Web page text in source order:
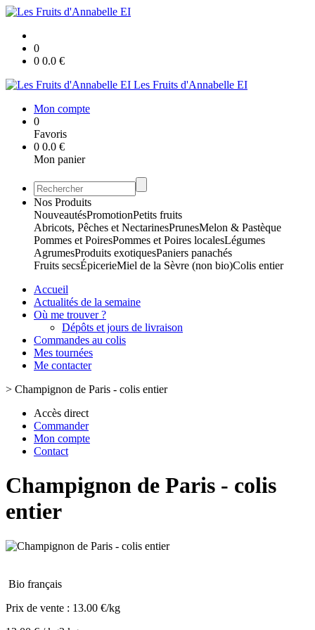
0
0 0.0 €
Les Fruits d'Annabelle EI
Mon compte
0
Favoris
0 0.0 €
Mon panier
Nos Produits
NouveautésPromotionPetits fruits
Abricots, Pêches et NectarinesPrunesMelon & Pastèque
Pommes et PoiresPommes et Poires localesLégumes
AgrumesProduits exotiquesPaniers panachés
Fruits secsÉpicerieMiel de la Sèvre (non bio)Colis entier
Accueil
Actualités de la semaine
Où me trouver ?
Dépôts et jours de livraison
Commandes au colis
Mes tournées
Me contacter
> Champignon de Paris - colis entier
Accès direct
Commander
Mon compte
Contact
Champignon de Paris - colis
entier
Bio français
Prix de vente : 13.00 €/kg